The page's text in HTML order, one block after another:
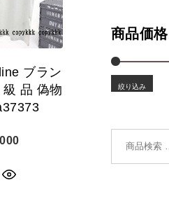
ブラン
級 品 偽物
商品価格
絞り込み